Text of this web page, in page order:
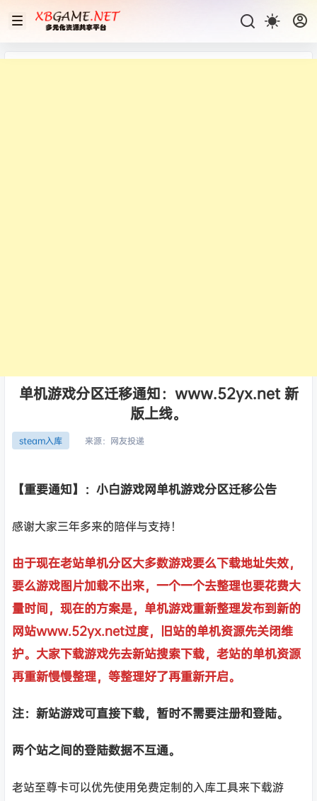
单机游戏分区迁移通知：www.52yx.net 新
版上线。
steam入库 来源： 网友投递
【重要通知】：小白游戏网单机游戏分区迁移公告
感谢大家三年多来的陪伴与支持！
由于现在老站单机分区大多数游戏要么下载地址失效，
要么游戏图片加载不出来，一个一个去整理也要花费大
量时间，现在的方案是，单机游戏重新整理发布到新的
网站www.52yx.net过度，旧站的单机资源先关闭维
护。大家下载游戏先去新站搜索下载，老站的单机资源
再重新慢慢整理，等整理好了再重新开启。
注：新站游戏可直接下载，暂时不需要注册和登陆。
两个站之间的登陆数据不互通。
老站至尊卡可以优先使用免费定制的入库工具来下载游